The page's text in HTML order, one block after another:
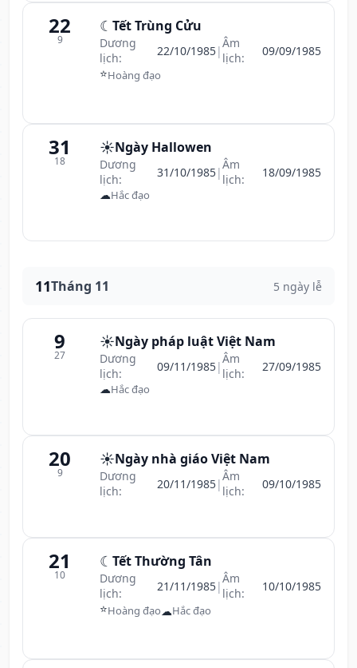
22
9
☾ Tết Trùng Cửu
Dương
lịch:
22/10/1985|Âm
lịch:
09/09/1985
⭐Hoàng đạo
31
18
☀️Ngày Hallowen
Dương
lịch:
31/10/1985|Âm
lịch:
18/09/1985
☁Hắc đạo
11Tháng 11 5 ngày lễ
9
27
☀️Ngày pháp luật Việt Nam
Dương
lịch:
09/11/1985|Âm
lịch:
27/09/1985
☁Hắc đạo
20
9
☀️Ngày nhà giáo Việt Nam
Dương
lịch:
20/11/1985|Âm
lịch:
09/10/1985
21
10
☾ Tết Thường Tân
Dương
lịch:
21/11/1985|Âm
lịch:
10/10/1985
⭐Hoàng đạo☁Hắc đạo